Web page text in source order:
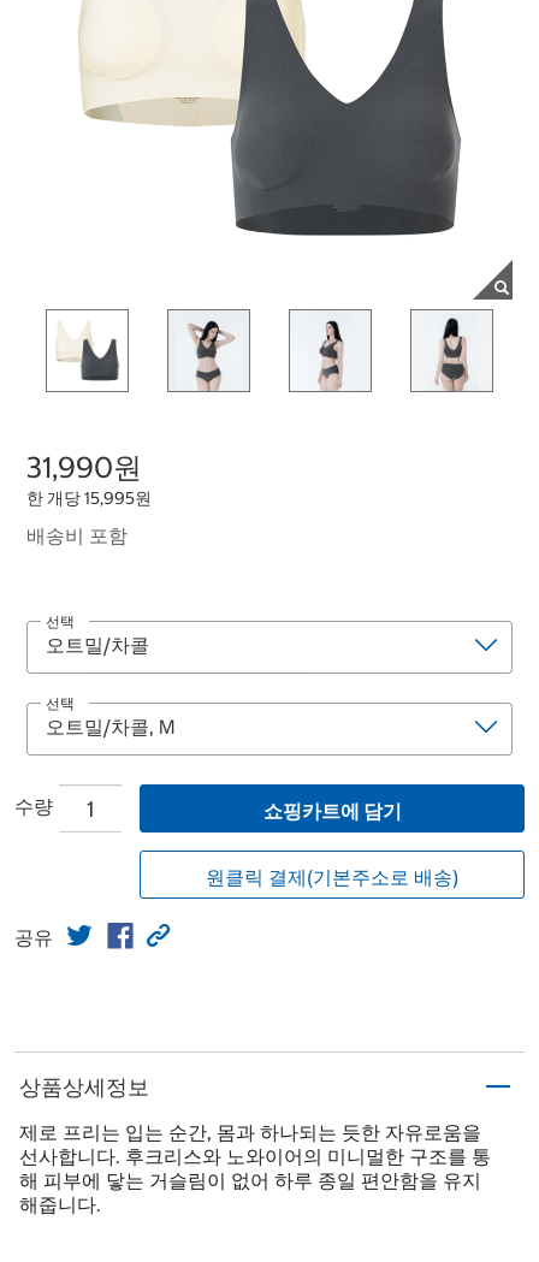
31,990원
한 개당 15,995원
배송비 포함
선택
선택
수량 쇼핑카트에 담기
원클릭 결제(기본주소로 배송)
공유
상품상세정보
제로 프리는 입는 순간, 몸과 하나되는 듯한 자유로움을
선사합니다. 후크리스와 노와이어의 미니멀한 구조를 통
해 피부에 닿는 거슬림이 없어 하루 종일 편안함을 유지
해줍니다.